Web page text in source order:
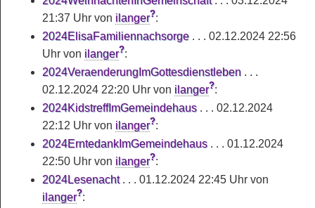
21:37 Uhr von ilanger?:
2024ElisaFamiliennachsorge . . . 02.12.2024 22:56
Uhr von ilanger?:
2024VeraenderungImGottesdienstleben . . .
02.12.2024 22:20 Uhr von ilanger?:
2024KidstreffImGemeindehaus. . . 02.12.2024
22:12 Uhr von ilanger?:
2024ErntedankImGemeindehaus. . . 01.12.2024
22:50 Uhr von ilanger?:
2024Lesenacht. . . 01.12.2024 22:45 Uhr von
ilanger?: